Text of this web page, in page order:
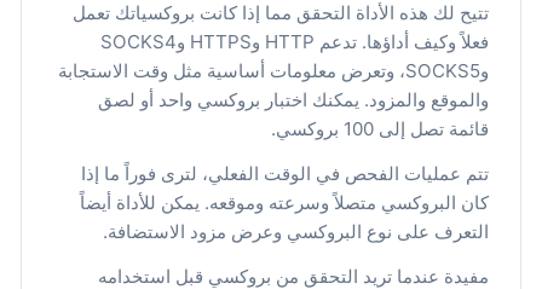
تتيح لك هذه الأداة التحقق مما إذا كانت بروكسياتك تعمل
فعلاً وكيف أداؤها. تدعم HTTP وHTTPS وSOCKS4
وSOCKS5، وتعرض معلومات أساسية مثل وقت الاستجابة
والموقع والمزود. يمكنك اختبار بروكسي واحد أو لصق
قائمة تصل إلى 100 بروكسي.
تتم عمليات الفحص في الوقت الفعلي، لترى فوراً ما إذا
كان البروكسي متصلاً وسرعته وموقعه. يمكن للأداة أيضاً
التعرف على نوع البروكسي وعرض مزود الاستضافة.
مفيدة عندما تريد التحقق من بروكسي قبل استخدامه